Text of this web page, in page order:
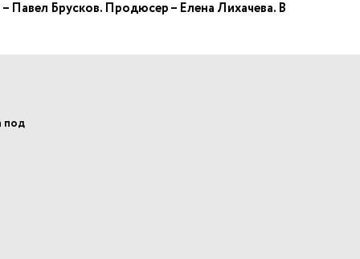
Павел Брусков. Продюсер – Елена Лихачева. В
под